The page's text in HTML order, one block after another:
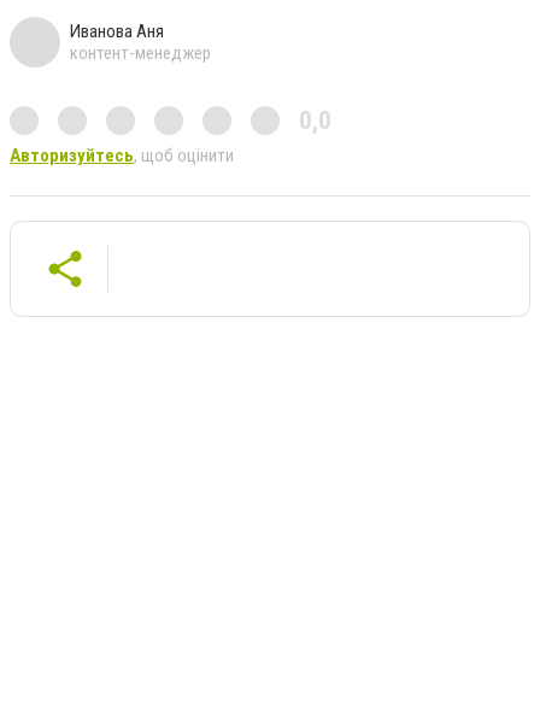
Иванова Аня
контент-менеджер
0,0
Авторизуйтесь, щоб оцінити